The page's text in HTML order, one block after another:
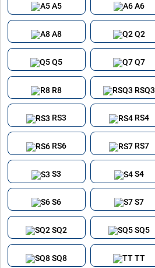
A5 A6
A8 Q2
Q5 Q7
R8 RSQ3
RS3 RS4
RS6 RS7
S3 S4
S6 S7
SQ2 SQ5
SQ8 TT